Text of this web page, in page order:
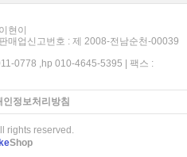
현이
매업신고번호 : 제 2008-전남순천-00039
0778 ,hp 010-4645-5395 | 팩스 :
인정보처리방침
rights reserved.
Shop